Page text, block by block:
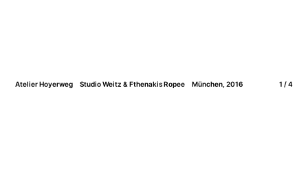
Atelier Hoyerweg Studio Weitz & Fthenakis Ropee München, 2016 1 / 4